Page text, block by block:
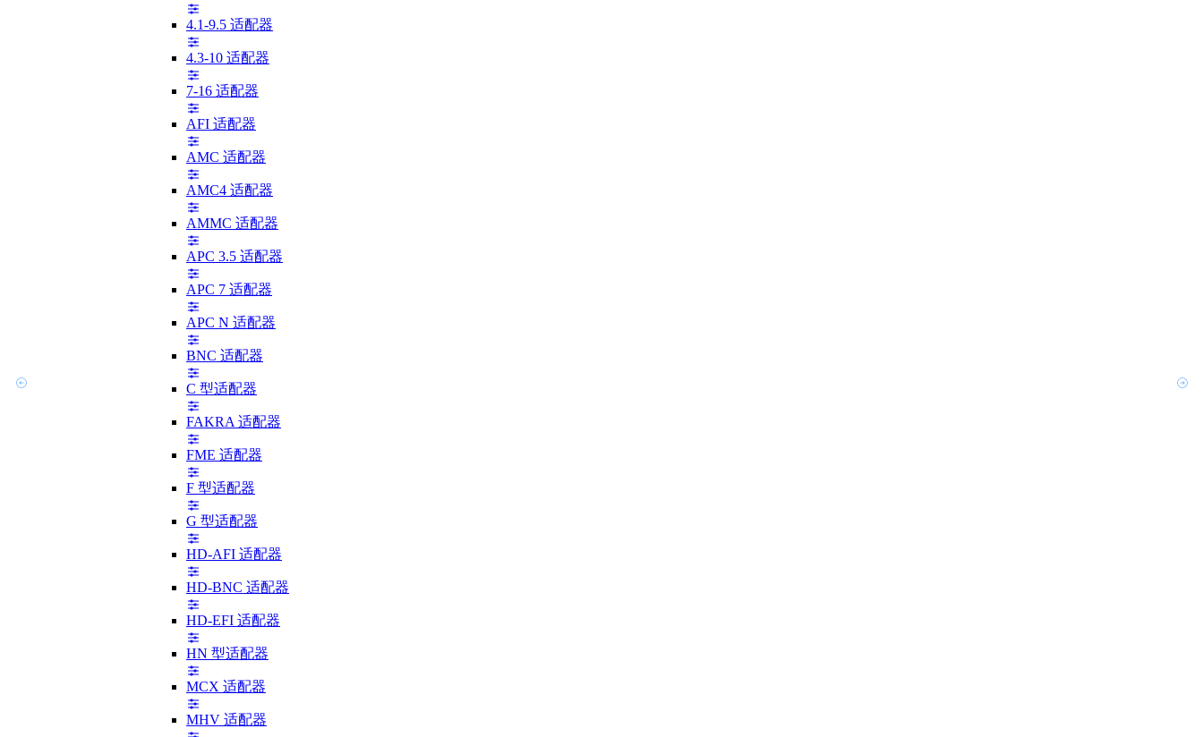
4.1-9.5 适配器
4.3-10 适配器
7-16 适配器
AFI 适配器
AMC 适配器
AMC4 适配器
AMMC 适配器
APC 3.5 适配器
APC 7 适配器
APC N 适配器
BNC 适配器
C 型适配器
FAKRA 适配器
FME 适配器
F 型适配器
G 型适配器
HD-AFI 适配器
HD-BNC 适配器
HD-EFI 适配器
HN 型适配器
MCX 适配器
MHV 适配器